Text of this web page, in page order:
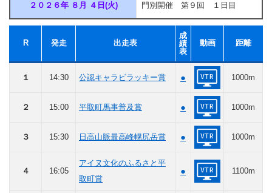
２０２６年 ８月 ４日(火) 門別開催 第９回 １日目
R 発走 出走表
成
績
表
動画 距離
１ 14:30 公認キャラビラッキー賞 ● 1000m
２ 15:00 平取町馬事普及賞 ● 1000m
３ 15:30 日高山脈最高峰幌尻岳賞 ● 1000m
４ 16:05
アイヌ文化のふるさと平
取町賞
● 1100m